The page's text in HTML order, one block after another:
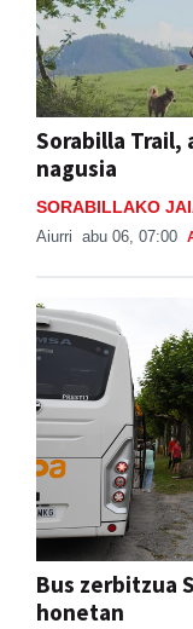
Sorabilla
nagusia
SORABILLAKO
Aiurri abu 06, 07:00
Bus zerbitzua
honetan